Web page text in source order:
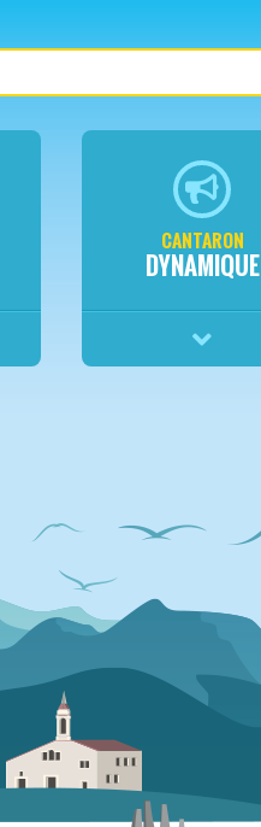
CANTARON
DYNAMIQUE